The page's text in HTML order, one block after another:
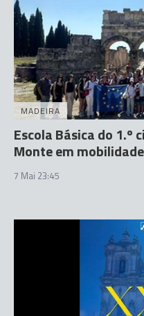
MADEIRA
Escola Básica do 1.º
Monte em
7 Mai 23:45